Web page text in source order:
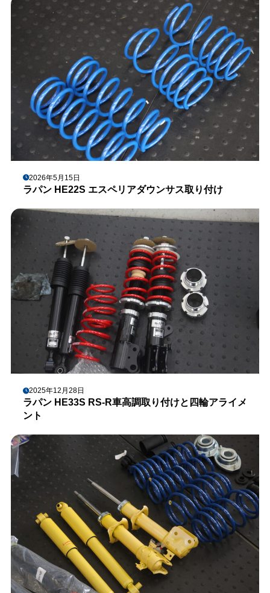
2026年5月15日
ラパン HE22S エスペリアダウンサス取り付け
2025年12月28日
ラパン HE33S RS-R車高調取り付けと四輪アライメ
ント